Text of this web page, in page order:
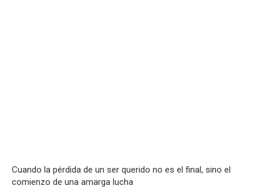
Cuando la pérdida de un ser querido no es el final, sino el
comienzo de una amarga lucha